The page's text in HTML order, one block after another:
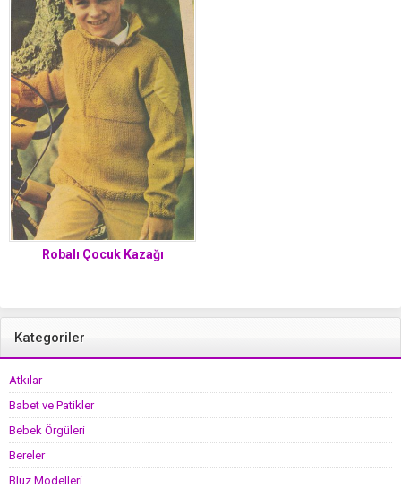
Robalı Çocuk Kazağı
Kategoriler
Atkılar
Babet ve Patikler
Bebek Örgüleri
Bereler
Bluz Modelleri